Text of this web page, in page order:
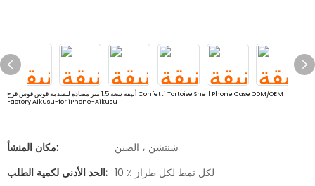
أنيقة سعة 1.5 متر مضادة للصدمة قوس قوس قزح Confetti Tortoise Shell Phone Case ODM/OEM
Factory Aikusu-for iPhone-Aikusu
مكان المنشأ:
شنتشن ، الصين
الحد الأدنى لكمية الطلب:
10 ٪ لكل نمط لكل طراز